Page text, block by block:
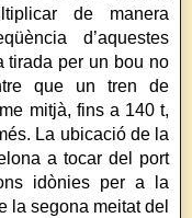
de manera
d’aquestes
tirada per un bou no
que un tren de
mitjà, fins a 140 t,
La ubicació de la
a tocar del port
idònies per a la
la segona meitat del